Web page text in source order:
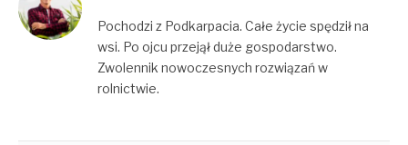
Pochodzi z Podkarpacia. Całe życie spędził na
wsi. Po ojcu przejął duże gospodarstwo.
Zwolennik nowoczesnych rozwiązań w
rolnictwie.